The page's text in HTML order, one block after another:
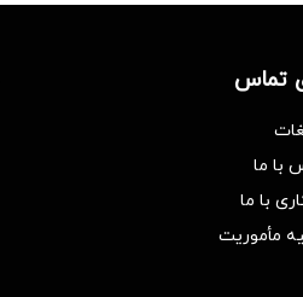
تماس
با ما
با ما
مأموریت